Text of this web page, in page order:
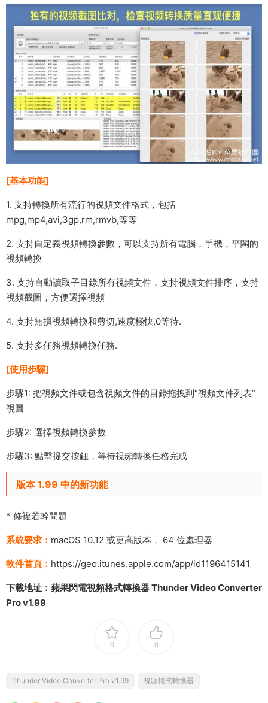
[基本功能]
1. 支持轉換所有流行的視頻文件格式，包括
mpg,mp4,avi,3gp,rm,rmvb,等等
2. 支持自定義視頻轉換參數，可以支持所有電腦，手機，平闆的
視頻轉換
3. 支持自動讀取子目錄所有視頻文件，支持視頻文件排序，支持
視頻截圖，方便選擇視頻
4. 支持無損視頻轉換和剪切,速度極快,0等待.
5. 支持多任務視頻轉換任務.
[使用步驟]
步驟1: 把視頻文件或包含視頻文件的目錄拖拽到“視頻文件列表”
視圖
步驟2: 選擇視頻轉換參數
步驟3: 點擊提交按鈕，等待視頻轉換任務完成
版本 1.99 中的新功能
* 修複若幹問題
系統要求： macOS 10.12 或更高版本， 64 位處理器
軟件首頁： https://geo.itunes.apple.com/app/id1196415141
下載地址： 蘋果閃電視頻格式轉換器 Thunder Video Converter
Pro v1.99
0 0
Thunder Video Converter Pro v1.99 視頻格式轉換器